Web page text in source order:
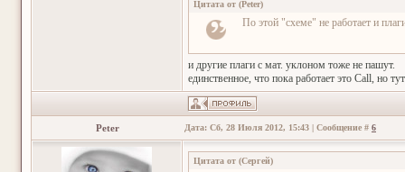
Цитата от (Peter)
По этой "схеме" не работает и
и другие плаги с мат. уклоном тоже не пашут.
единственное, что пока работает это Call, но
Peter Дата: Сб, 28 Июля 2012, 15:43 | Сообщение # 6
Цитата от (Сергей)